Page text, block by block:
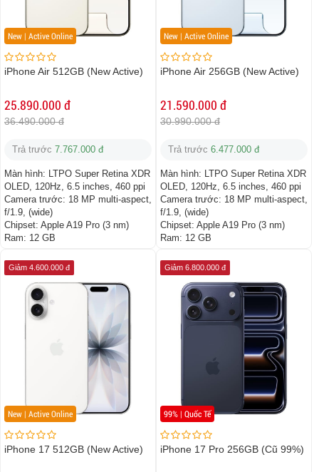
New | Active Online
iPhone Air 512GB (New Active)
25.890.000 đ
36.490.000 đ
Trả trước 7.767.000 đ
Màn hình: LTPO Super Retina XDR
OLED, 120Hz, 6.5 inches, 460 ppi
Camera trước: 18 MP multi-aspect,
f/1.9, (wide)
Chipset: Apple A19 Pro (3 nm)
Ram: 12 GB
New | Active Online
iPhone Air 256GB (New Active)
21.590.000 đ
30.990.000 đ
Trả trước 6.477.000 đ
Màn hình: LTPO Super Retina XDR
OLED, 120Hz, 6.5 inches, 460 ppi
Camera trước: 18 MP multi-aspect,
f/1.9, (wide)
Chipset: Apple A19 Pro (3 nm)
Ram: 12 GB
New | Active Online
Giảm 4.600.000 đ
iPhone 17 512GB (New Active)
99% | Quốc Tế
Giảm 6.800.000 đ
iPhone 17 Pro 256GB (Cũ 99%)